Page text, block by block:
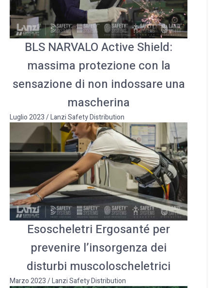
BLS NARVALO Active Shield:
massima protezione con la
sensazione di non indossare una
mascherina
Luglio 2023/Lanzi Safety Distribution
Esoscheletri Ergosanté per
prevenire l’insorgenza dei
disturbi muscoloscheletrici
Marzo 2023/Lanzi Safety Distribution